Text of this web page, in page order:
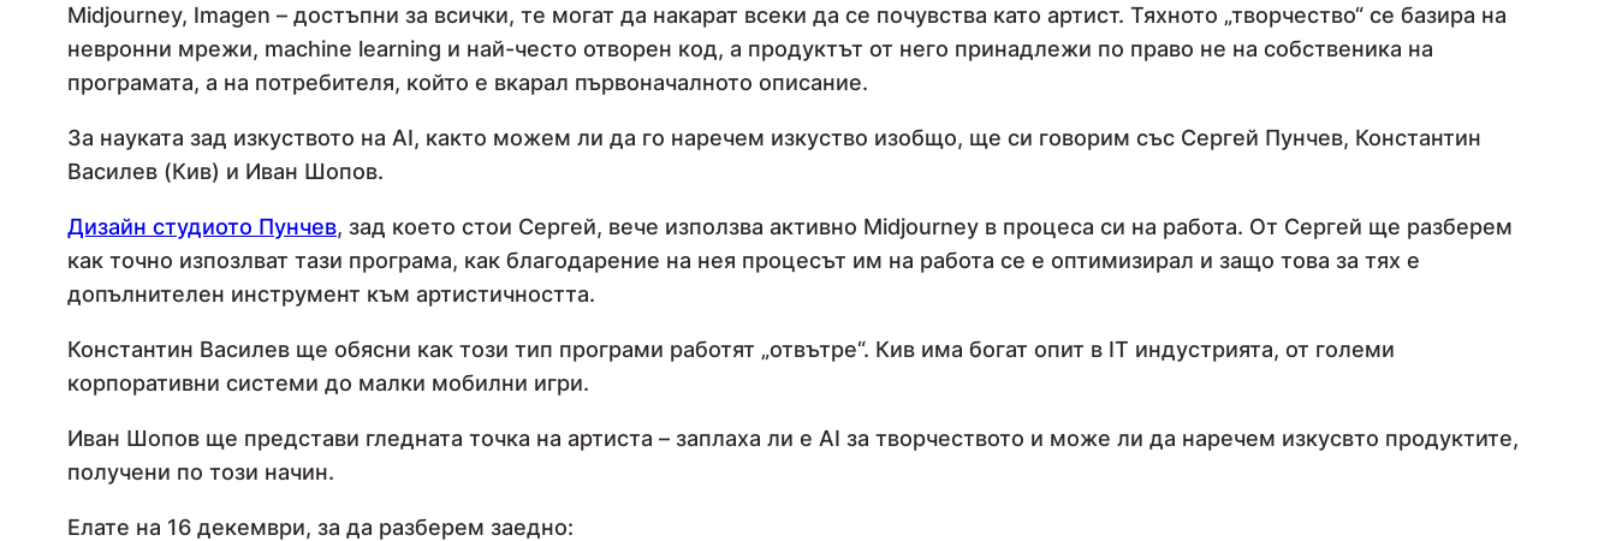
Midjourney, Imagen – достъпни за всички, те могат да накарат всеки да се почувства като артист. Тяхното „творчество“ се базира на
невронни мрежи, machine learning и най-често отворен код, а продуктът от него принадлежи по право не на собственика на
програмата, а на потребителя, който е вкарал първоначалното описание.
За науката зад изкуството на AI, както можем ли да го наречем изкуство изобщо, ще си говорим със Сергей Пунчев, Константин
Василев (Кив) и Иван Шопов.
Дизайн студиото Пунчев, зад което стои Сергей, вече използва активно Midjourney в процеса си на работа. От Сергей ще разберем
как точно изпозлват тази програма, как благодарение на нея процесът им на работа се е оптимизирал и защо това за тях е
допълнителен инструмент към артистичността.
Константин Василев ще обясни как този тип програми работят „отвътре“. Кив има богат опит в IT индустрията, от големи
корпоративни системи до малки мобилни игри.
Иван Шопов ще представи гледната точка на артиста – заплаха ли е AI за творчеството и може ли да наречем изкусвто продуктите,
получени по този начин.
Елате на 16 декември, за да разберем заедно: